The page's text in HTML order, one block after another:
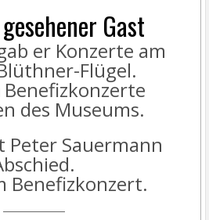
Gast
er Konzerte am
Flügel.
Benefizkonzerte
des Museums.
Peter Sauermann
Benefizkonzert.